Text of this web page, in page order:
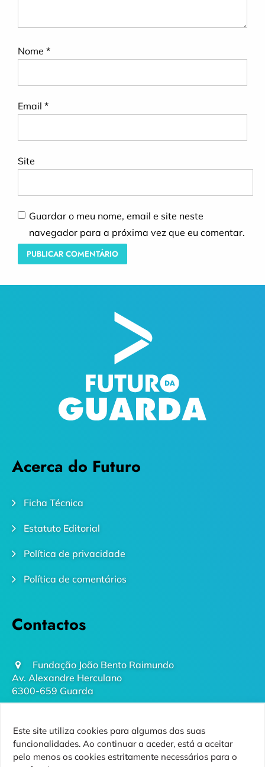
Este site utiliza cookies para algumas das suas
funcionalidades. Ao continuar a aceder, está a aceitar
pelo menos os cookies estritamente necessários para o
Nome *
Email *
Site
Guardar o meu nome, email e site neste
navegador para a próxima vez que eu comentar.
Acerca do Futuro
Ficha Técnica
Estatuto Editorial
Política de privacidade
Política de comentários
Contactos
Fundação João Bento Raimundo
Av. Alexandre Herculano
6300-659 Guarda
271 220 410
(chamada para rede fixa nacional)